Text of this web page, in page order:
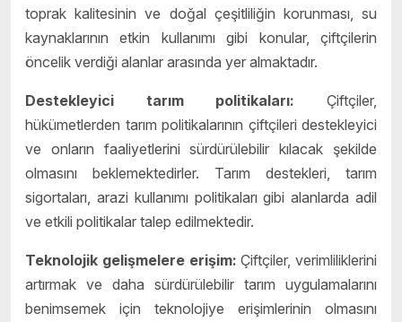
toprak kalitesinin ve doğal çeşitliliğin korunması, su
kaynaklarının etkin kullanımı gibi konular, çiftçilerin
öncelik verdiği alanlar arasında yer almaktadır.
Destekleyici tarım politikaları: Çiftçiler,
hükümetlerden tarım politikalarının çiftçileri destekleyici
ve onların faaliyetlerini sürdürülebilir kılacak şekilde
olmasını beklemektedirler. Tarım destekleri, tarım
sigortaları, arazi kullanımı politikaları gibi alanlarda adil
ve etkili politikalar talep edilmektedir.
Teknolojik gelişmelere erişim: Çiftçiler, verimliliklerini
artırmak ve daha sürdürülebilir tarım uygulamalarını
benimsemek için teknolojiye erişimlerinin olmasını